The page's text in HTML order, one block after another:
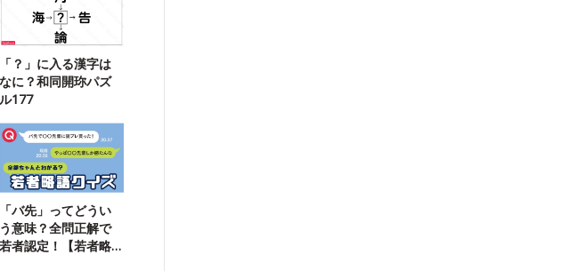
「？」に入る漢字は
なに？和同開珎パズ
ル177
「バ先」ってどうい
う意味？全問正解で
若者認定！【若者略